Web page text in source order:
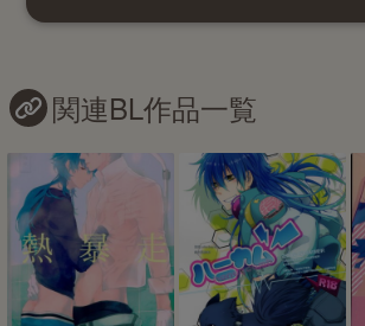
関連BL作品一覧